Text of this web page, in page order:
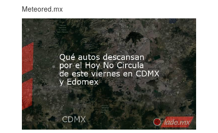
Meteored.mx